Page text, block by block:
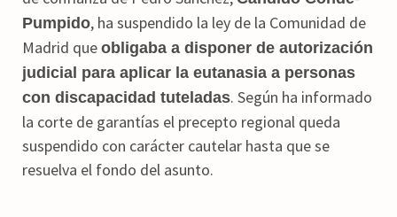
Pumpido, ha suspendido la ley de la Comunidad de
Madrid que obligaba a disponer de autorización
judicial para aplicar la eutanasia a personas
con discapacidad tuteladas. Según ha informado
la corte de garantías el precepto regional queda
suspendido con carácter cautelar hasta que se
resuelva el fondo del asunto.